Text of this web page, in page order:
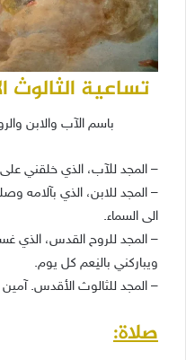
تساعية الثالوث
باسم الآب والابن
– المجد للآب، الذي خلقني
– المجد للابن، الذي بآلامه
الى السماء.
– المجد للروح القدس، الذي
ويباركني بالنِعم كل يوم.
– المجد للثالوث الأقدس. آمين
صلاة: